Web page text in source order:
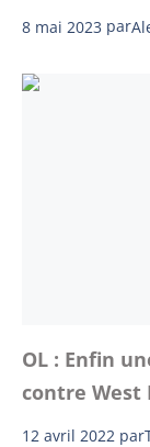
8 mai 2023 par
OL : Enfin
contre West
12 avril 2022 par